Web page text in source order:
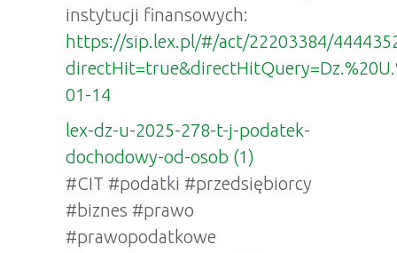
instytucji finansowych:
https://sip.lex.pl/#/act/22203384/
01-14
lex-dz-u-2025-278-t-j-podatek-
dochodowy-od-osob (1)
#CIT #podatki #przedsiębiorcy
#biznes #prawo
#prawopodatkowe